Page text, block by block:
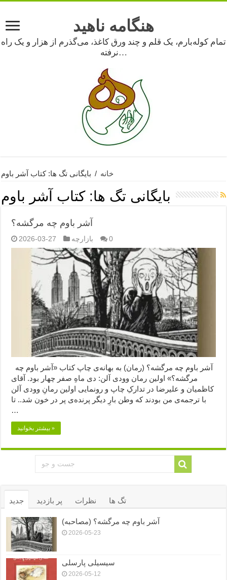
هنگامه ناهید
تمام کوله‌بارم، یک قلم و چند ورق کاغذ، می‌گذرم از هزار و یک راه
نرفته…
خانه / بایگانی تگ ها: کتاب آشر باوم
بایگانی تگ ها:کتاب آشر باوم
آشر باوم چه مرگشه؟
2026-03-27 بازارچه 0
مرگشه؟» اولین رمان وودی آلن: دی ماهِ صفر چهار بود. آقای
کاظمیان و علیرضا در تدارکِ چاپ و رونمایی اولین رمانِ وودی آلن
با ترجمه‌ی من بودند که وطن بارِ دیگر پرنده‌ی پر در خون شد.. تا
…
بیشتر بخوانید »
جدید پر بازدید نظرات تگ ها
آشر باوم چه مرگشه؟ (مصاحبه)
2026-05-23
سیسیلی پارسلی
2026-05-12